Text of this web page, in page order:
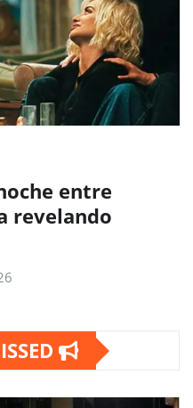
entre
revelando